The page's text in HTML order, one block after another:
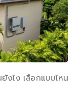
งไง เลือกแบบไหน